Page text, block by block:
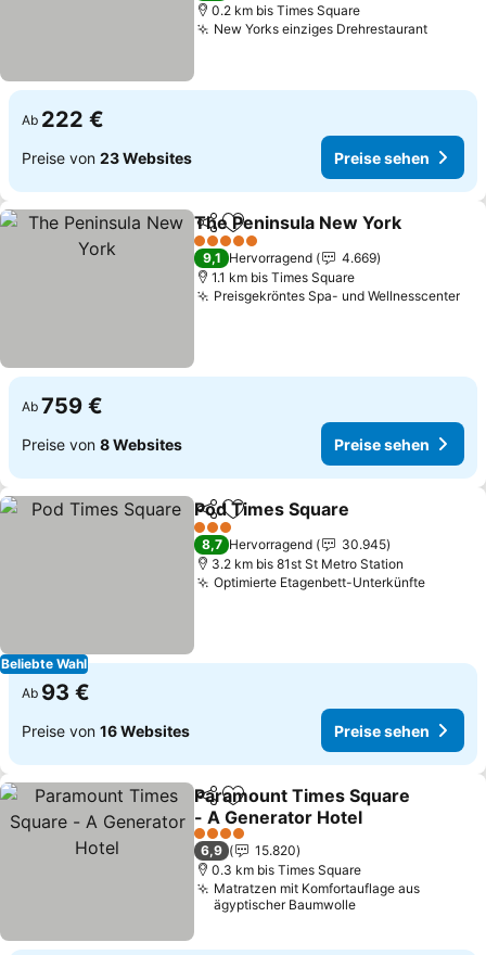
0.2 km bis Times Square
New Yorks einziges DrehrestaurantPreise
Ab 222 €
Preise von 23 Websites Preise sehen
TeilenZu Favoriten hinzufügen
The Peninsula New York
5 Sterne
9,1 Hervorragend
4.669
1.1 km bis Times Square
Preisgekröntes Spa- und Wellnesscenter
Ab 759 €
Preise von 8 Websites Preise sehen
Beliebte Wahl
TeilenZu Favoriten hinzufügen
Pod Times Square
3 Sterne
8,7 Hervorragend
30.945
3.2 km bis 81st St Metro Station
Optimierte Etagenbett-UnterkünftePreise
Ab 93 €
Preise von 16 Websites Preise sehen
TeilenZu Favoriten hinzufügen
Paramount Times Square
- A Generator Hotel
Preise sehen
4 Sterne
6,9
15.820
0.3 km bis Times Square
Matratzen mit Komfortauflage aus
ägyptischer Baumwolle